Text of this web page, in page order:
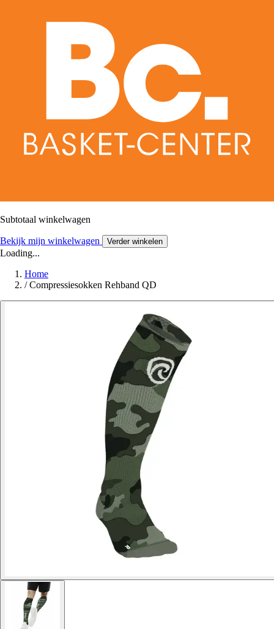
Subtotaal winkelwagen
Bekijk mijn winkelwagen Verder winkelen
Loading...
Home
/ Compressiesokken Rehband QD